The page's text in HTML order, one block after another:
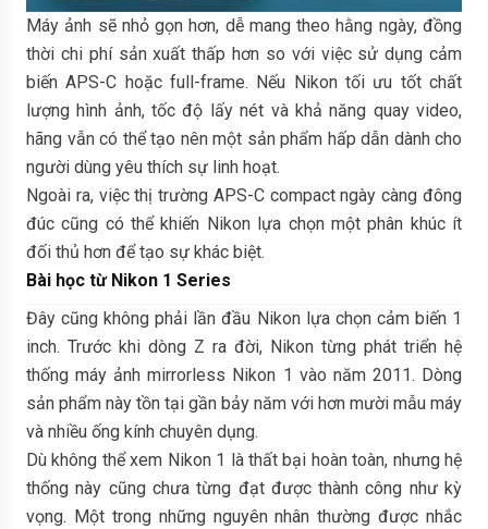
Máy ảnh sẽ nhỏ gọn hơn, dễ mang theo hằng ngày, đồng
thời chi phí sản xuất thấp hơn so với việc sử dụng cảm
biến APS-C hoặc full-frame. Nếu Nikon tối ưu tốt chất
lượng hình ảnh, tốc độ lấy nét và khả năng quay video,
hãng vẫn có thể tạo nên một sản phẩm hấp dẫn dành cho
người dùng yêu thích sự linh hoạt.
Ngoài ra, việc thị trường APS-C compact ngày càng đông
đúc cũng có thể khiến Nikon lựa chọn một phân khúc ít
đối thủ hơn để tạo sự khác biệt.
Bài học từ Nikon 1 Series
Đây cũng không phải lần đầu Nikon lựa chọn cảm biến 1
inch. Trước khi dòng Z ra đời, Nikon từng phát triển hệ
thống máy ảnh mirrorless Nikon 1 vào năm 2011. Dòng
sản phẩm này tồn tại gần bảy năm với hơn mười mẫu máy
và nhiều ống kính chuyên dụng.
Dù không thể xem Nikon 1 là thất bại hoàn toàn, nhưng hệ
thống này cũng chưa từng đạt được thành công như kỳ
vọng. Một trong những nguyên nhân thường được nhắc